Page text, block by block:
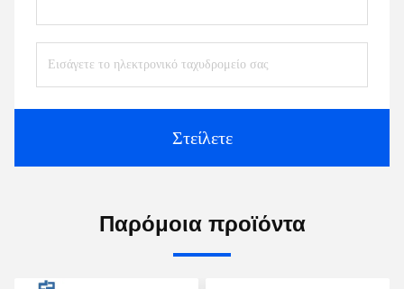
Στείλετε
Παρόμοια προϊόντα